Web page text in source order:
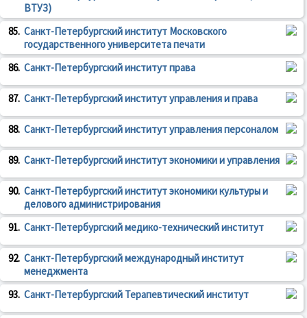
ВТУЗ)
85. Санкт-Петербургский институт Московского
государственного университета печати
86. Санкт-Петербургский институт права
87. Санкт-Петербургский институт управления и права
88. Санкт-Петербургский институт управления персоналом
89. Санкт-Петербургский институт экономики и управления
90. Санкт-Петербургский институт экономики культуры и
делового администрирования
91. Санкт-Петербургский медико-технический институт
92. Санкт-Петербургский международный институт
менеджмента
93. Санкт-Петербургский Терапевтический институт